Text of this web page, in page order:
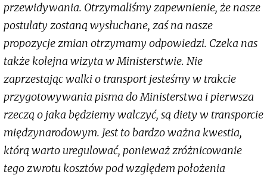
przewidywania. Otrzymaliśmy zapewnienie, że nasze
postulaty zostaną wysłuchane, zaś na nasze
propozycje zmian otrzymamy odpowiedzi. Czeka nas
także kolejna wizyta w Ministerstwie. Nie
zaprzestając walki o transport jesteśmy w trakcie
przygotowywania pisma do Ministerstwa i pierwsza
rzeczą o jaka będziemy walczyć, są diety w transporcie
międzynarodowym. Jest to bardzo ważna kwestia,
którą warto uregulować, ponieważ zróżnicowanie
tego zwrotu kosztów pod względem położenia